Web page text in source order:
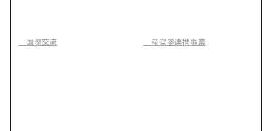
国際交流 産官学連携事業